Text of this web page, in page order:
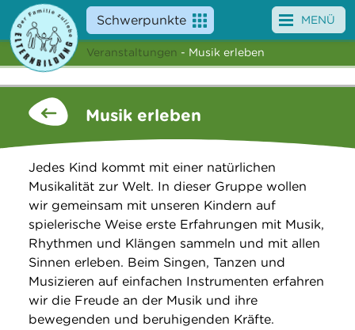
Schwerpunkte
Angebote
Veranstaltungen
Service
Über uns
Suche
MENÜ
Veranstaltungen - Musik erleben
Musik erleben
Jedes Kind kommt mit einer natürlichen
Musikalität zur Welt. In dieser Gruppe wollen
wir gemeinsam mit unseren Kindern auf
spielerische Weise erste Erfahrungen mit Musik,
Rhythmen und Klängen sammeln und mit allen
Sinnen erleben. Beim Singen, Tanzen und
Musizieren auf einfachen Instrumenten erfahren
wir die Freude an der Musik und ihre
bewegenden und beruhigenden Kräfte.